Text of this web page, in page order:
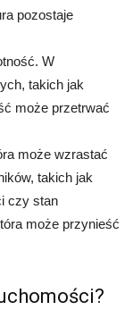
pozostaje
W
takich jak
może przetrwać
może wzrastać
takich jak
czy stan
może przynieść